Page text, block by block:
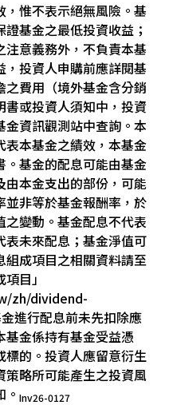
惟不表示絕無風險。基
基金之最低投資收益；
意義務外，不負責本基
投資人申購前應詳閱基
費用（境外基金含分銷
書或投資人須知中，投資
資訊觀測站中查詢。本
表本基金之績效，本基金
基金的配息可能由基金
由本金支出的部份，可能
非等於基金報酬率，於
變動。基金配息不代表
未來配息；基金淨值可
成項目之相關資料請至
目」
zh/dividend-
進行配息前未先扣除應
基金係持有基金受益憑
的。投資人應留意衍生
略所可能產生之投資風
Inv26-0127